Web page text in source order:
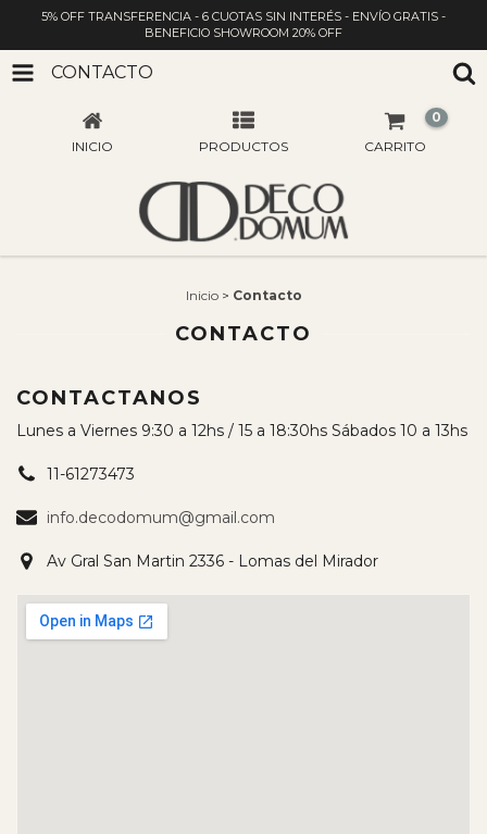
5% OFF TRANSFERENCIA - 6 CUOTAS SIN INTERÉS - ENVÍO GRATIS -
BENEFICIO SHOWROOM 20% OFF
CONTACTO
INICIO PRODUCTOS CARRITO
0
Inicio > Contacto
CONTACTO
CONTACTANOS
Lunes a Viernes 9:30 a 12hs / 15 a 18:30hs Sábados 10 a 13hs
11-61273473
info.decodomum@gmail.com
Av Gral San Martin 2336 - Lomas del Mirador